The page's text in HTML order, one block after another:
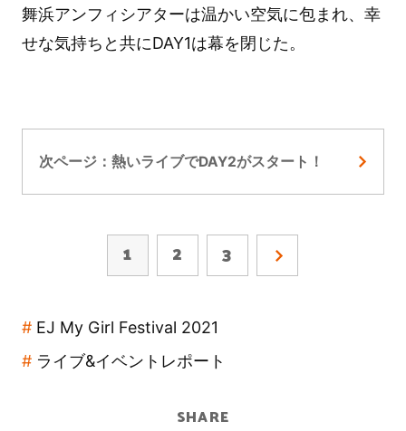
舞浜アンフィシアターは温かい空気に包まれ、幸
せな気持ちと共にDAY1は幕を閉じた。
次ページ：熱いライブでDAY2がスタート！
1 2 3
EJ My Girl Festival 2021
ライブ&イベントレポート
SHARE